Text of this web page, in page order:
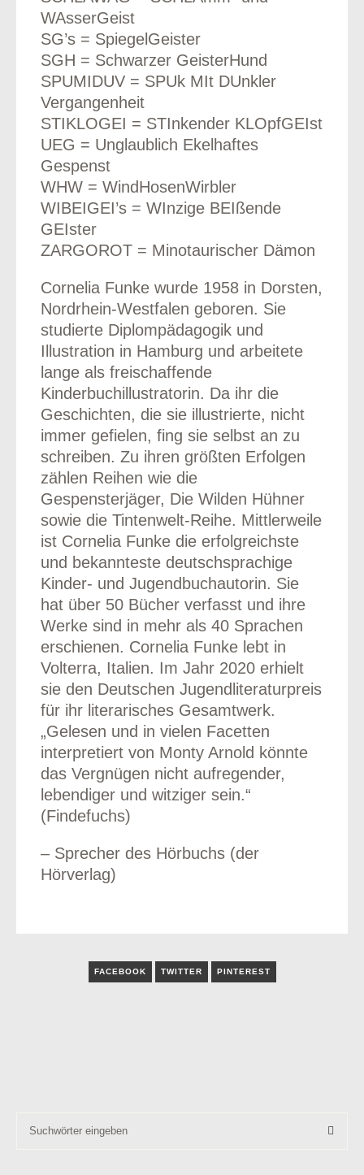
WAsserGeist
SG’s = SpiegelGeister
SGH = Schwarzer GeisterHund
SPUMIDUV = SPUk MIt DUnkler
Vergangenheit
STIKLOGEI = STInkender KLOpfGEIst
UEG = Unglaublich Ekelhaftes
Gespenst
WHW = WindHosenWirbler
WIBEIGEI’s = WInzige BEIßende
GEIster
ZARGOROT = Minotaurischer Dämon
Cornelia Funke wurde 1958 in Dorsten,
Nordrhein-Westfalen geboren. Sie
studierte Diplompädagogik und
Illustration in Hamburg und arbeitete
lange als freischaffende
Kinderbuchillustratorin. Da ihr die
Geschichten, die sie illustrierte, nicht
immer gefielen, fing sie selbst an zu
schreiben. Zu ihren größten Erfolgen
zählen Reihen wie die
Gespensterjäger, Die Wilden Hühner
sowie die Tintenwelt-Reihe. Mittlerweile
ist Cornelia Funke die erfolgreichste
und bekannteste deutschsprachige
Kinder- und Jugendbuchautorin. Sie
hat über 50 Bücher verfasst und ihre
Werke sind in mehr als 40 Sprachen
erschienen. Cornelia Funke lebt in
Volterra, Italien. Im Jahr 2020 erhielt
sie den Deutschen Jugendliteraturpreis
für ihr literarisches Gesamtwerk.
„Gelesen und in vielen Facetten
interpretiert von Monty Arnold könnte
das Vergnügen nicht aufregender,
lebendiger und witziger sein.“
(Findefuchs)
– Sprecher des Hörbuchs (der
Hörverlag)
FACEBOOK TWITTER PINTEREST